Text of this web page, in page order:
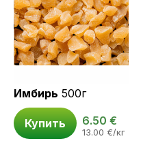
Имбирь 500г
Купить 6.50 €
13.00 €/кг